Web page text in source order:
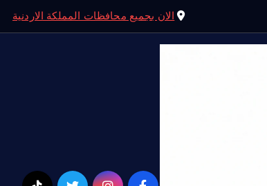
الان بجميع محافظات المملكة الاردنية